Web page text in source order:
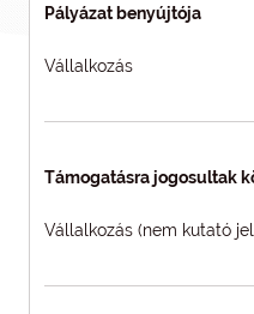
Pályázat benyújtója
Vállalkozás
Támogatásra jogosultak
Vállalkozás (nem kutató